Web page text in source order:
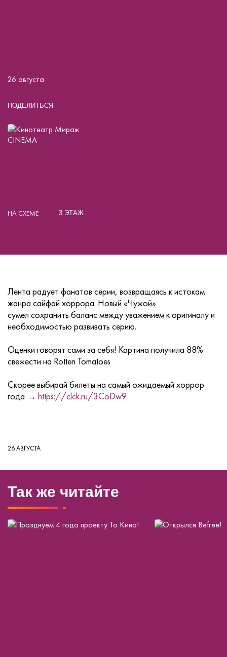
26 августа
ПОДЕЛИТЬСЯ
НА СХЕМЕ 3 ЭТАЖ
Лента радует фанатов серии, возвращаясь к истокам
жанра сайфай хоррора. Новый «Чужой»
сумел сохранить баланс между уважением к оригиналу и
необходимостью развивать серию.
Оценки говорят сами за себя! Картина получила 88%
свежести на Rotten Tomatoes
Скорее выбирай билеты на самый ожидаемый хоррор
года → https://clck.ru/3CoDw9
26 АВГУСТА
Так же читайте